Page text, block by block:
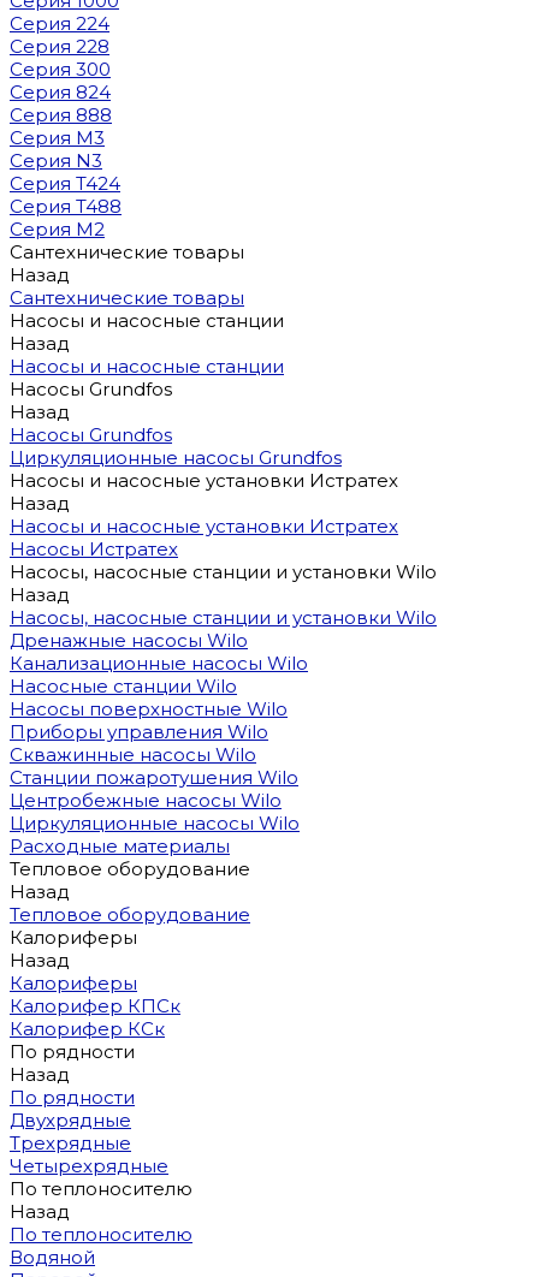
Серия 224
Серия 228
Серия 300
Серия 824
Серия 888
Серия M3
Серия N3
Серия T424
Серия T488
Серия М2
Сантехнические товары
Назад
Сантехнические товары
Насосы и насосные станции
Назад
Насосы и насосные станции
Насосы Grundfos
Назад
Насосы Grundfos
Циркуляционные насосы Grundfos
Насосы и насосные установки Истратех
Назад
Насосы и насосные установки Истратех
Насосы Истратех
Насосы, насосные станции и установки Wilo
Назад
Насосы, насосные станции и установки Wilo
Дренажные насосы Wilo
Канализационные насосы Wilo
Насосные станции Wilo
Насосы поверхностные Wilo
Приборы управления Wilo
Скважинные насосы Wilo
Станции пожаротушения Wilo
Центробежные насосы Wilo
Циркуляционные насосы Wilo
Расходные материалы
Тепловое оборудование
Назад
Тепловое оборудование
Калориферы
Назад
Калориферы
Калорифер КПСк
Калорифер КСк
По рядности
Назад
По рядности
Двухрядные
Трехрядные
Четырехрядные
По теплоносителю
Назад
По теплоносителю
Водяной